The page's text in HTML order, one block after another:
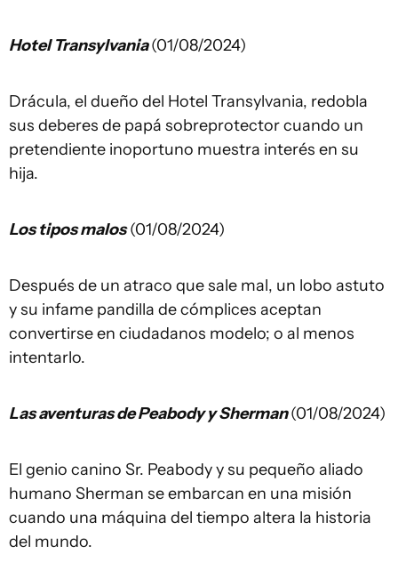
Hotel Transylvania(01/08/2024)
Drácula, el dueño del Hotel Transylvania, redobla
sus deberes de papá sobreprotector cuando un
pretendiente inoportuno muestra interés en su
hija.
Los tipos malos(01/08/2024)
Después de un atraco que sale mal, un lobo astuto
y su infame pandilla de cómplices aceptan
convertirse en ciudadanos modelo; o al menos
intentarlo.
Las aventuras de Peabody y Sherman(01/08/2024)
El genio canino Sr. Peabody y su pequeño aliado
humano Sherman se embarcan en una misión
cuando una máquina del tiempo altera la historia
del mundo.